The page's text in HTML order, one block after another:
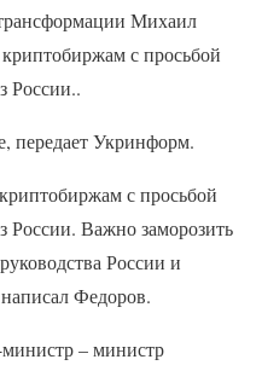
Михаил
с просьбой
России..
передает Укринформ.
с просьбой
России. Важно заморозить
России и
Федоров.
– министр